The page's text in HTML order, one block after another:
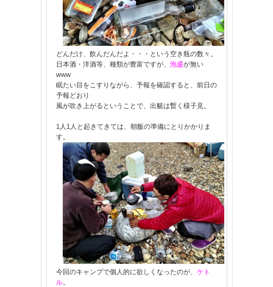
どんだけ、飲んだんだよ・・・という空き瓶の数々。
日本酒・洋酒等、種類が豊富ですが、 泡盛が無い
www
眠たい目をこすりながら、予報を確認すると、前日の
予報どおり
風が吹き上がるということで、出艇は暫く様子見。
1人1人と起きてきては、朝飯の準備にとりかかりま
す。
今回のキャンプで個人的に欲しくなったのが、 ケト
ル。